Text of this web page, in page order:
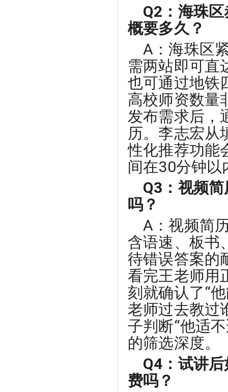
Q2：海珠
概要多久？
A：海珠区
需两站即可直
也可通过地铁
高校师资数量
发布需求后，
历。李志宏从
性化推荐功能
间在30分钟以
Q3：视频
吗？
A：视频简
含语速、板书
待错误答案的
看完王老师用
刻就确认了“
老师过去教过
子判断“他适
的筛选深度。
Q4：试讲
费吗？